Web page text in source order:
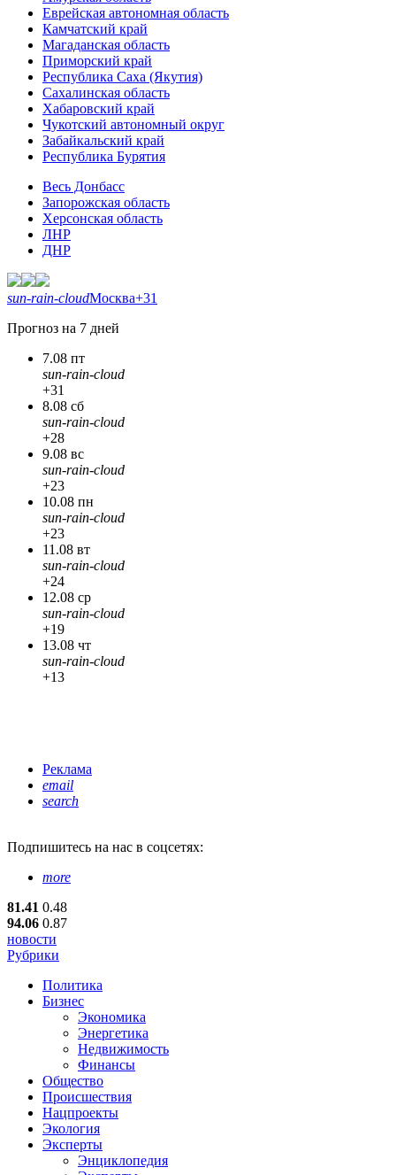
Еврейская автономная область
Камчатский край
Магаданская область
Приморский край
Республика Саха (Якутия)
Сахалинская область
Хабаровский край
Чукотский автономный округ
Забайкальский край
Республика Бурятия
Весь Донбасс
Запорожская область
Херсонская область
ЛНР
ДНР
sun-rain-cloudМосква+31
Прогноз на 7 дней
7.08 пт
sun-rain-cloud
+31
8.08 сб
sun-rain-cloud
+28
9.08 вс
sun-rain-cloud
+23
10.08 пн
sun-rain-cloud
+23
11.08 вт
sun-rain-cloud
+24
12.08 ср
sun-rain-cloud
+19
13.08 чт
sun-rain-cloud
+13
Реклама
email
search
Подпишитесь на нас в соцсетях:
more
81.41 0.48
94.06 0.87
новости
Рубрики
Политика
Бизнес
Экономика
Энергетика
Недвижимость
Финансы
Общество
Происшествия
Нацпроекты
Экология
Эксперты
Энциклопедия